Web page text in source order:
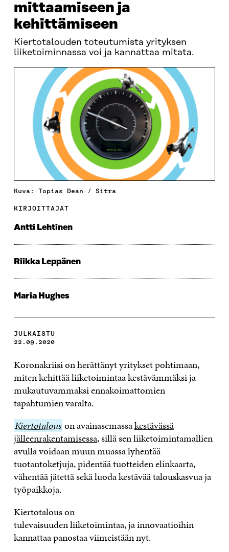
mittaamiseen ja
kehittämiseen
Kiertotalouden toteutumista yrityksen
liiketoiminnassa voi ja kannattaa mitata.
Kuva: Topias Dean / Sitra
KIRJOITTAJAT
Antti Lehtinen
Riikka Leppänen
Maria Hughes
JULKAISTU
22.09.2020
Koronakriisi on herättänyt yritykset pohtimaan,
miten kehittääliiketoimintaa kestävämmäksi ja
mukautuvammaksi ennakoimattomien
tapahtumienvaralta.
Kiertotalous
Kiertotalous on avainasemassakestävässä
jälleenrakentamisessa, sillä sen liiketoimintamallien
avulla voidaan muun muassa lyhentää
tuotantoketjuja, pidentää tuotteiden elinkaarta,
vähentää jätettä sekä luoda kestävää talouskasvua ja
työpaikkoja.
Kiertotalous on
tulevaisuuden liiketoimintaa, ja innovaatioihin
kannattaa panostaa viimeistään nyt.